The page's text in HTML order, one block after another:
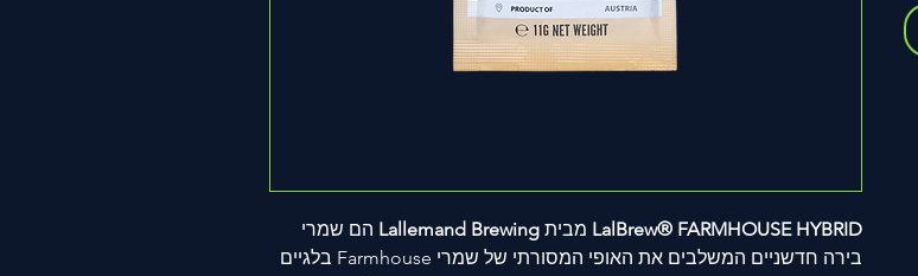
LalBrew® FARMHOUSE HYBRID מבית Lallemand Brewing הם שמרי
בירה חדשניים המשלבים את האופי המסורתי של שמרי Farmhouse בלגיים